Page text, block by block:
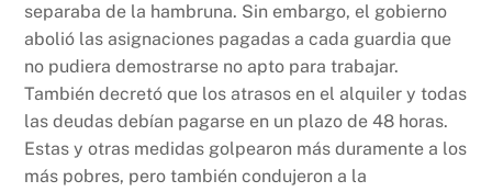
separaba de la hambruna. Sin embargo, el gobierno
abolió las asignaciones pagadas a cada guardia que
no pudiera demostrarse no apto para trabajar.
También decretó que los atrasos en el alquiler y todas
las deudas debían pagarse en un plazo de 48 horas.
Estas y otras medidas golpearon más duramente a los
más pobres, pero también condujeron a la